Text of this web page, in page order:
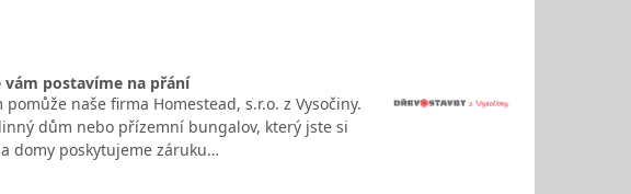
postavíme na přání
naše firma Homestead, s.r.o. z Vysočiny.
dům nebo přízemní bungalov, který jste si
domy poskytujeme záruku…